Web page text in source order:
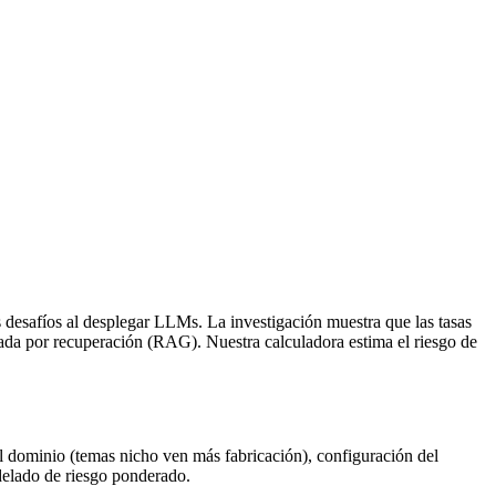
al desplegar LLMs. La investigación muestra que las tasas
por recuperación (RAG). Nuestra calculadora estima el riesgo de
(temas nicho ven más fabricación), configuración del
de riesgo ponderado.